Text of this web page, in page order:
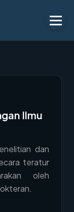
Ilmu
dan
teratur
oleh